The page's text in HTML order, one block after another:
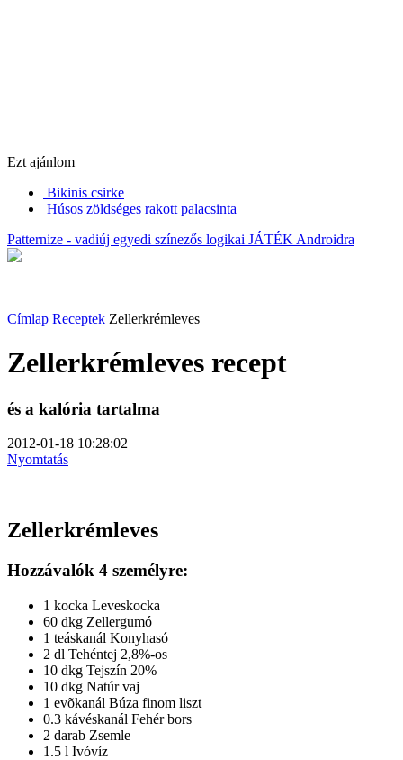
Ezt ajánlom
Bikinis csirke
Húsos zöldséges rakott palacsinta
Patternize - vadiúj egyedi színezős logikai JÁTÉK Androidra
Címlap Receptek Zellerkrémleves
Zellerkrémleves recept
és a kalória tartalma
2012-01-18 10:28:02
Nyomtatás
Zellerkrémleves
Hozzávalók 4 személyre:
1 kocka Leveskocka
60 dkg Zellergumó
1 teáskanál Konyhasó
2 dl Tehéntej 2,8%-os
10 dkg Tejszín 20%
10 dkg Natúr vaj
1 evõkanál Búza finom liszt
0.3 kávéskanál Fehér bors
2 darab Zsemle
1.5 l Ivóvíz